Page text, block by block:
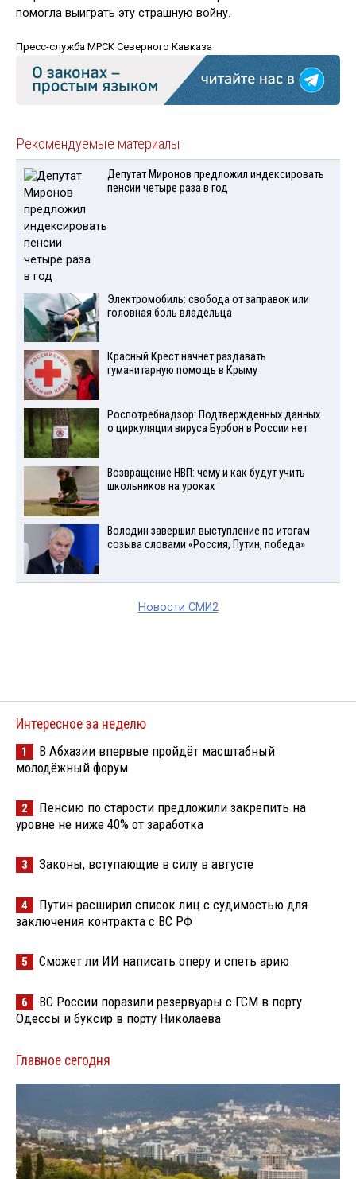
помогла выиграть эту страшную войну.
Пресс-служба МРСК Северного Кавказа
Рекомендуемые материалы
Депутат Миронов предложил индексировать
пенсии четыре раза в год
Электромобиль: свобода от заправок или
головная боль владельца
Красный Крест начнет раздавать
гуманитарную помощь в Крыму
Роспотребнадзор: Подтвержденных данных
о циркуляции вируса Бурбон в России нет
Возвращение НВП: чему и как будут учить
школьников на уроках
Володин завершил выступление по итогам
созыва словами «Россия, Путин, победа»
Новости СМИ2
Интересное за неделю
1
В Абхазии впервые пройдёт масштабный
молодёжный форум
2
Пенсию по старости предложили закрепить на
уровне не ниже 40% от заработка
3 Законы, вступающие в силу в августе
4
Путин расширил список лиц с судимостью для
заключения контракта с ВС РФ
5 Сможет ли ИИ написать оперу и спеть арию
6
ВС России поразили резервуары с ГСМ в порту
Одессы и буксир в порту Николаева
Главное сегодня